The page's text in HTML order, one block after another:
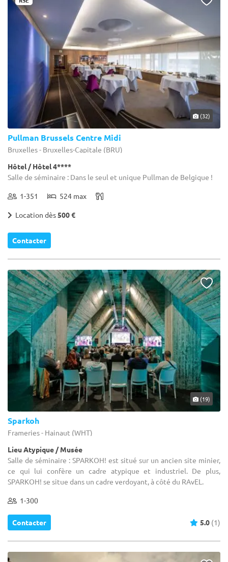
(32)
Pullman Brussels Centre Midi
Bruxelles - Bruxelles-Capitale (BRU)
Hôtel / Hôtel 4****
Salle de séminaire : Dans le seul et unique Pullman de Belgique !
1-351 524 max
Location dès500 €
Contacter
(19)
Sparkoh
Frameries - Hainaut (WHT)
Lieu Atypique / Musée
Salle de séminaire : SPARKOH! est situé sur un ancien site minier,
ce qui lui confère un cadre atypique et industriel. De plus,
SPARKOH! se situe dans un cadre verdoyant, à côté du RAvEL.
1-300
Contacter 5.0 (1)